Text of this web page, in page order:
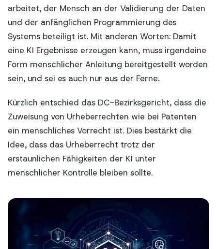
arbeitet, der Mensch an der Validierung der Daten
und der anfänglichen Programmierung des
Systems beteiligt ist. Mit anderen Worten: Damit
eine KI Ergebnisse erzeugen kann, muss irgendeine
Form menschlicher Anleitung bereitgestellt worden
sein, und sei es auch nur aus der Ferne.
Kürzlich entschied das DC-Bezirksgericht, dass die
Zuweisung von Urheberrechten wie bei Patenten
ein menschliches Vorrecht ist. Dies bestärkt die
Idee, dass das Urheberrecht trotz der
erstaunlichen Fähigkeiten der KI unter
menschlicher Kontrolle bleiben sollte.